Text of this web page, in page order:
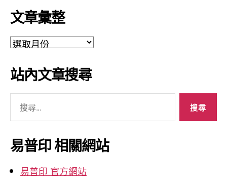
文章彙整
文
彙
整
站內文章搜尋
關
鍵
字:
易普印 相關網站
易普印 官方網站